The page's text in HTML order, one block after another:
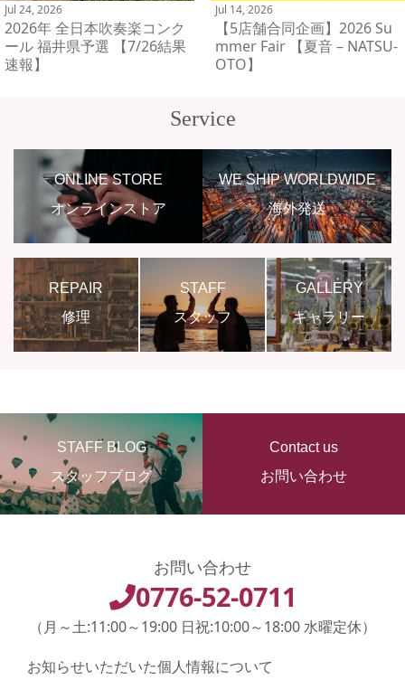
Jul 24, 2026
2026年 全日本吹奏楽コンク
ール 福井県予選 【7/26結果
速報】
Jul 14, 2026
【5店舗合同企画】2026 Su
mmer Fair 【夏音 – NATSU-
OTO】
Service
ONLINE STORE
オンラインストア
WE SHIP WORLDWIDE
海外発送
REPAIR
修理
STAFF
スタッフ
GALLERY
ギャラリー
STAFF BLOG
スタッフブログ
Contact us
お問い合わせ
お問い合わせ
0776-52-0711
（月～土:11:00～19:00 日祝:10:00～18:00 水曜定休）
お知らせいただいた個人情報について